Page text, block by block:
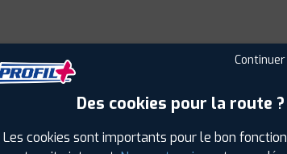
Des cookies pour la route ?
Les cookies sont importants pour le bon